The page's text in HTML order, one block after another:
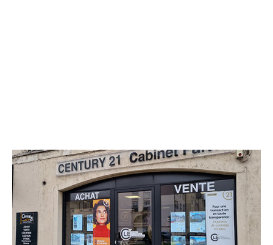
CENTURY 21 Avenir Immobilier
4 avenue Jacques Duhamel
DOLE - 39100